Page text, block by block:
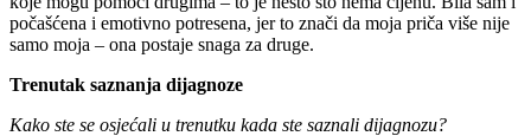
počašćena i emotivno potresena, jer to znači da moja priča više nije
samo moja – ona postaje snaga za druge.
Trenutak saznanja dijagnoze
Kako ste se osjećali u trenutku kada ste saznali dijagnozu?